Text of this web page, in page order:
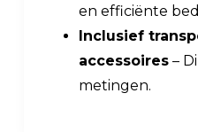
en efficiënte
Inclusief
accessoires –
metingen.